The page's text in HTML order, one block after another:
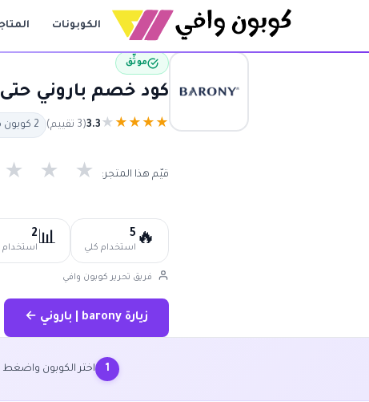
الكوبونات
موثّق
كود خصم باروني حتى 80% | كوبون باروني أعلى خصم 2026 barony
★
★
★
★
★
3.3(3 تقييم) 2 كوبون متاح
قيّم هذا المتجر: ★ ★ ★
🔥
5
استخدام كلي 📊
2
استخدام
فريق تحرير كوبون وافي
زيارة barony | باروني ←
1 اختر الكوبون واضغط